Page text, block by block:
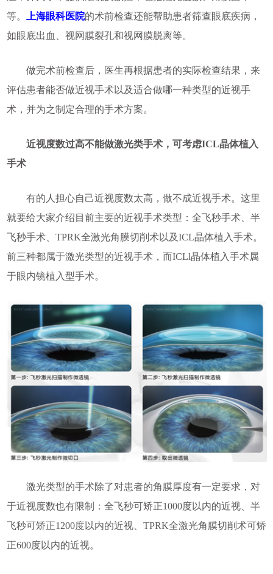
等。
上海眼科医院的术前检查还能帮助患者筛查眼底疾病，
如眼底出血、视网膜裂孔和视网膜脱离等。
做完术前检查后，医生再根据患者的实际检查结果，来
评估患者能否做近视手术以及适合做哪一种类型的近视手
术，并为之制定合理的手术方案。
近视度数过高不能做激光类手术，可考虑ICL晶体植入
手术
有的人担心自己近视度数太高，做不成近视手术。这里
就要给大家介绍目前主要的近视手术类型：全飞秒手术、半
飞秒手术、TPRK全激光角膜切削术以及ICL晶体植入手术。
前三种都属于激光类型的近视手术，而ICLl晶体植入手术属
于眼内镜植入型手术。
激光类型的手术除了对患者的角膜厚度有一定要求，对
于近视度数也有限制：全飞秒可矫正1000度以内的近视、半
飞秒可矫正1200度以内的近视、TPRK全激光角膜切削术可矫
正600度以内的近视。